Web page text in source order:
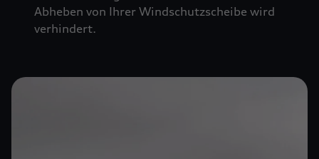
Abheben von Ihrer Windschutzscheibe wird
verhindert.